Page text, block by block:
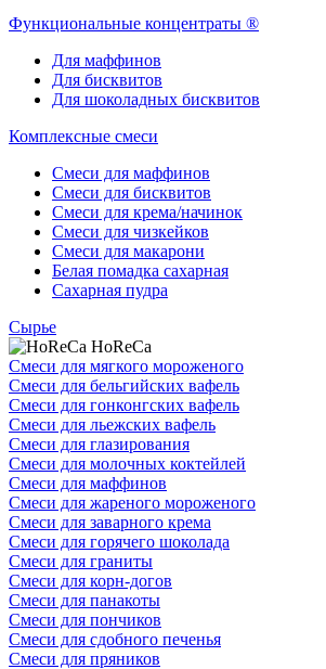
Функциональные концентраты ®
Для маффинов
Для бисквитов
Для шоколадных бисквитов
Комплексные смеси
Смеси для маффинов
Смеси для бисквитов
Смеси для крема/начинок
Смеси для чизкейков
Смеси для макарони
Белая помадка сахарная
Сахарная пудра
Сырье
HoReCa
Смеси для мягкого мороженого
Смеси для бельгийских вафель
Смеси для гонконгских вафель
Смеси для льежских вафель
Смеси для глазирования
Смеси для молочных коктейлей
Смеси для маффинов
Смеси для жареного мороженого
Смеси для заварного крема
Смеси для горячего шоколада
Смеси для граниты
Смеси для корн-догов
Смеси для панакоты
Смеси для пончиков
Смеси для сдобного печенья
Смеси для пряников